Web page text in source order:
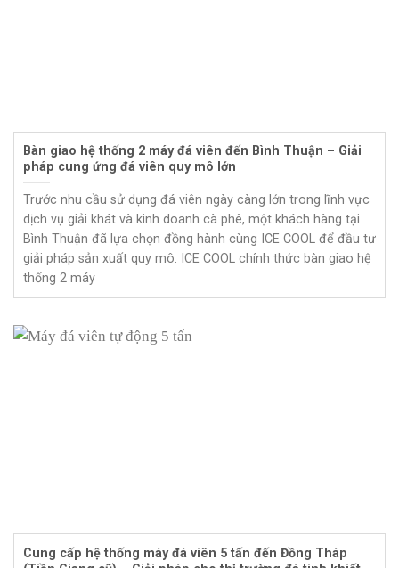
Bàn giao hệ thống 2 máy đá viên đến Bình Thuận – Giải
pháp cung ứng đá viên quy mô lớn
Trước nhu cầu sử dụng đá viên ngày càng lớn trong lĩnh vực
dịch vụ giải khát và kinh doanh cà phê, một khách hàng tại
Bình Thuận đã lựa chọn đồng hành cùng ICE COOL để đầu tư
giải pháp sản xuất quy mô. ICE COOL chính thức bàn giao hệ
thống 2 máy
Cung cấp hệ thống máy đá viên 5 tấn đến Đồng Tháp